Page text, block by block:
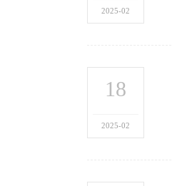
2025-02
18
2025-02